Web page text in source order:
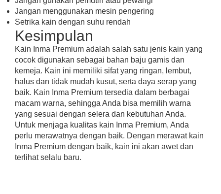
Jangan menggunakan mesin pengering
Setrika kain dengan suhu rendah
Kesimpulan
Kain Inma Premium adalah salah satu jenis kain yang
cocok digunakan sebagai bahan baju gamis dan
kemeja. Kain ini memiliki sifat yang ringan, lembut,
halus dan tidak mudah kusut, serta daya serap yang
baik. Kain Inma Premium tersedia dalam berbagai
macam warna, sehingga Anda bisa memilih warna
yang sesuai dengan selera dan kebutuhan Anda.
Untuk menjaga kualitas kain Inma Premium, Anda
perlu merawatnya dengan baik. Dengan merawat kain
Inma Premium dengan baik, kain ini akan awet dan
terlihat selalu baru.